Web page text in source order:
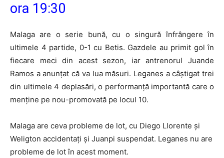
ora 19:30
Malaga are o serie bună, cu o singură înfrângere în
ultimele 4 partide, 0-1 cu Betis. Gazdele au primit gol în
fiecare meci din acest sezon, iar antrenorul Juande
Ramos a anunţat că va lua măsuri. Leganes a câştigat trei
din ultimele 4 deplasări, o performanţă importantă care o
menţine pe nou-promovată pe locul 10.
Malaga are ceva probleme de lot, cu Diego Llorente şi
Weligton accidentaţi şi Juanpi suspendat. Leganes nu are
probleme de lot în acest moment.